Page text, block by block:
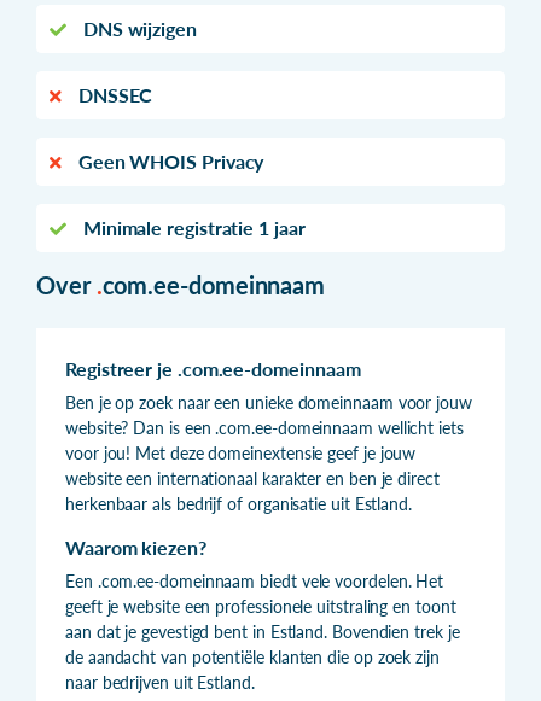
DNS wijzigen
DNSSEC
Geen WHOIS Privacy
Minimale registratie 1 jaar
Over .com.ee-domeinnaam
Registreer je .com.ee-domeinnaam
Ben je op zoek naar een unieke domeinnaam voor jouw
website? Dan is een .com.ee-domeinnaam wellicht iets
voor jou! Met deze domeinextensie geef je jouw
website een internationaal karakter en ben je direct
herkenbaar als bedrijf of organisatie uit Estland.
Waarom kiezen?
Een .com.ee-domeinnaam biedt vele voordelen. Het
geeft je website een professionele uitstraling en toont
aan dat je gevestigd bent in Estland. Bovendien trek je
de aandacht van potentiële klanten die op zoek zijn
naar bedrijven uit Estland.